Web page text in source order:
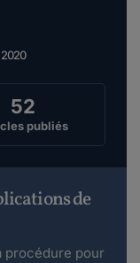
52
publiés
de
procédure pour